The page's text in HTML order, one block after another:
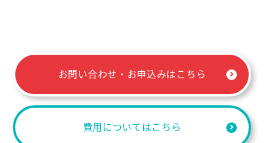
お問い合わせ・お申込みはこちら
費用についてはこちら